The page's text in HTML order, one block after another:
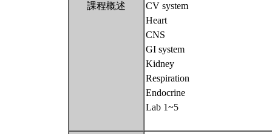
課程概述
CV system
Heart
CNS
GI system
Kidney
Respiration
Endocrine
Lab 1~5